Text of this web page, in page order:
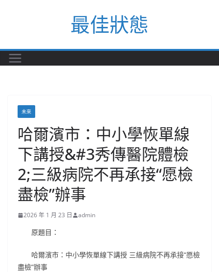
最佳狀態
未來
哈爾濱市：中小學恢單線
下講授&#3秀傳醫院體檢
2;三級病院不再承接“愿檢
盡檢”辦事
2026 年 1 月 23 日 admin
原題目：
哈爾濱市：中小學恢單線下講授 三級病院不再承接“愿檢
盡檢”辦事